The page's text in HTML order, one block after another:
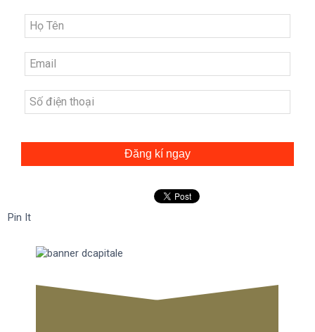
Đăng kí ngay
Pin It